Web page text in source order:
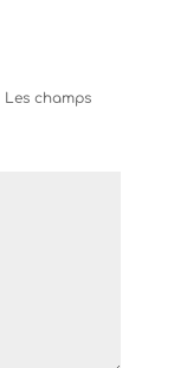
Les champs